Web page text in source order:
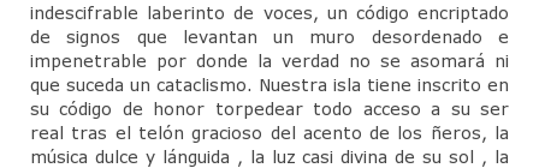
indescifrable laberinto de voces, un código encriptado
de signos que levantan un muro desordenado e
impenetrable por donde la verdad no se asomará ni
que suceda un cataclismo. Nuestra isla tiene inscrito en
su código de honor torpedear todo acceso a su ser
real tras el telón gracioso del acento de los ñeros, la
música dulce y lánguida , la luz casi divina de su sol , la